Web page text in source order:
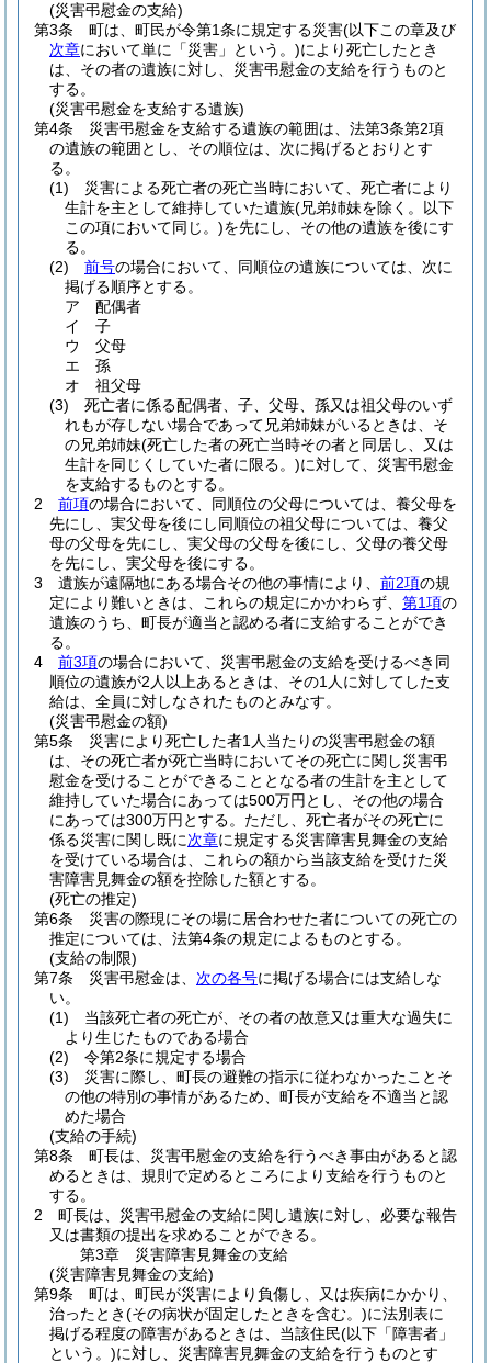
(災害弔慰金の支給)
第3条
町は、町民が令第1条に規定する災害(以下この章及び
次章において単に「災害」という。)により死亡したとき
は、その者の遺族に対し、災害弔慰金の支給を行うものと
する。
(災害弔慰金を支給する遺族)
第4条
災害弔慰金を支給する遺族の範囲は、法第3条第2項
の遺族の範囲とし、その順位は、次に掲げるとおりとす
る。
(1)
災害による死亡者の死亡当時において、死亡者により
生計を主として維持していた遺族(兄弟姉妹を除く。以下
この項において同じ。)を先にし、その他の遺族を後にす
る。
(2)
前号の場合において、同順位の遺族については、次に
掲げる順序とする。
ア
配偶者
イ
子
ウ
父母
エ
孫
オ
祖父母
(3)
死亡者に係る配偶者、子、父母、孫又は祖父母のいず
れもが存しない場合であって兄弟姉妹がいるときは、そ
の兄弟姉妹(死亡した者の死亡当時その者と同居し、又は
生計を同じくしていた者に限る。)に対して、災害弔慰金
を支給するものとする。
2
前項の場合において、同順位の父母については、養父母を
先にし、実父母を後にし同順位の祖父母については、養父
母の父母を先にし、実父母の父母を後にし、父母の養父母
を先にし、実父母を後にする。
3
遺族が遠隔地にある場合その他の事情により、 前2項の規
定により難いときは、これらの規定にかかわらず、 第1項の
遺族のうち、町長が適当と認める者に支給することができ
る。
4
前3項の場合において、災害弔慰金の支給を受けるべき同
順位の遺族が2人以上あるときは、その1人に対してした支
給は、全員に対しなされたものとみなす。
(災害弔慰金の額)
第5条
災害により死亡した者1人当たりの災害弔慰金の額
は、その死亡者が死亡当時においてその死亡に関し災害弔
慰金を受けることができることとなる者の生計を主として
維持していた場合にあっては500万円とし、その他の場合
にあっては300万円とする。 ただし、死亡者がその死亡に
係る災害に関し既に次章に規定する災害障害見舞金の支給
を受けている場合は、これらの額から当該支給を受けた災
害障害見舞金の額を控除した額とする。
(死亡の推定)
第6条
災害の際現にその場に居合わせた者についての死亡の
推定については、法第4条の規定によるものとする。
(支給の制限)
第7条
災害弔慰金は、 次の各号に掲げる場合には支給しな
い。
(1)
当該死亡者の死亡が、その者の故意又は重大な過失に
より生じたものである場合
(2)
令第2条に規定する場合
(3)
災害に際し、町長の避難の指示に従わなかったことそ
の他の特別の事情があるため、町長が支給を不適当と認
めた場合
(支給の手続)
第8条
町長は、災害弔慰金の支給を行うべき事由があると認
めるときは、規則で定めるところにより支給を行うものと
する。
2
町長は、災害弔慰金の支給に関し遺族に対し、必要な報告
又は書類の提出を求めることができる。
第3章
災害障害見舞金の支給
(災害障害見舞金の支給)
第9条
町は、町民が災害により負傷し、又は疾病にかかり、
治ったとき(その病状が固定したときを含む。)に法別表に
掲げる程度の障害があるときは、当該住民(以下「障害者」
という。)に対し、災害障害見舞金の支給を行うものとす